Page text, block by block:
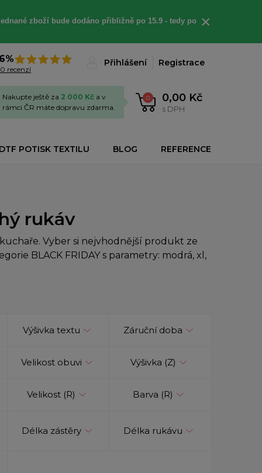
zboží bude dodáno přibližně po 15.9 - tedy po ×
recenzí
Přihlášení Registrace
0 0,00 Kč
s DPH
Nakupte ještě za 2 000 Kč a v
rámci ČR máte dopravu zdarma.
POTISK TEXTILU BLOG REFERENCE
rukáv
Vyber si nejvhodnější produkt ze
BLACK FRIDAY s parametry: modrá, xl,
Výšivka textu Záruční doba
Velikost obuvi Výšivka (Z)
Velikost (R) Barva (R)
Délka zástěry Délka rukávu